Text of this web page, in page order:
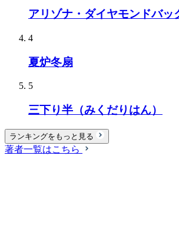
アリゾナ・ダイヤモンドバッ
4
夏炉冬扇
5
三下り半（みくだりはん）
ランキングをもっと見る
著者一覧はこちら